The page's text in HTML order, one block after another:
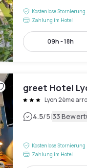
Kostenlose Stornierung
Zahlung im Hotel
09h - 18h
greet Hotel
Lyon 2ème
4.5/5|33
Kostenlose Stornierung
Zahlung im Hotel